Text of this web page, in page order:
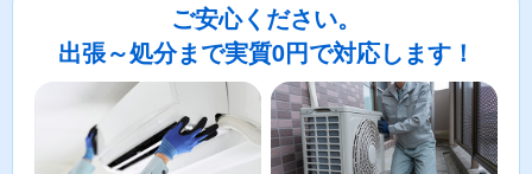
ご安心ください。
出張～処分まで実質0円で対応します！